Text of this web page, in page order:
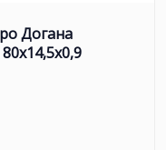
Догана